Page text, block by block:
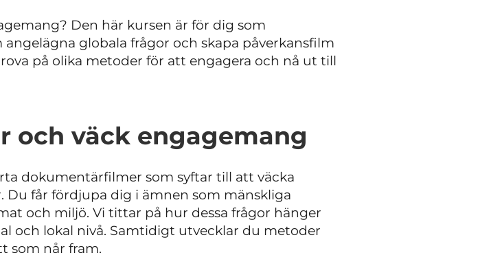
Den här kursen är för dig som
globala frågor och skapa påverkansfilm
på olika metoder för att engagera och nå ut till
och väck engagemang
dokumentärfilmer som syftar till att väcka
får fördjupa dig i ämnen som mänskliga
och miljö. Vi tittar på hur dessa frågor hänger
och lokal nivå. Samtidigt utvecklar du metoder
som når fram.